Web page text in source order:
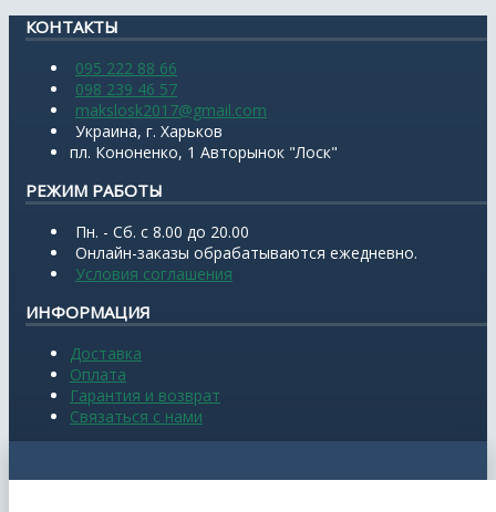
КОНТАКТЫ
095 222 88 66
098 239 46 57
makslosk2017@gmail.com
Украина, г. Харьков
пл. Кононенко, 1 Авторынок "Лоск"
РЕЖИМ РАБОТЫ
Пн. - Сб. с 8.00 до 20.00
Онлайн-заказы обрабатываются ежедневно.
Условия соглашения
ИНФОРМАЦИЯ
Доставка
Оплата
Гарантия и возврат
Связаться с нами